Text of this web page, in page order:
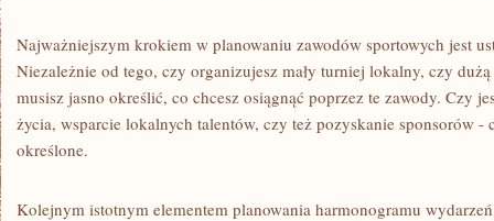
Najważniejszym‌ krokiem w planowaniu zawodów⁢ sportowych jest
Niezależnie od tego, czy organizujesz mały ‍turniej lokalny, czy
musisz‌ jasno określić, ‍co chcesz⁣ osiągnąć poprzez te zawody. Czy
⁣życia, ​wsparcie lokalnych talentów, czy też pozyskanie sponsorów ​-
określone.
Kolejnym istotnym elementem planowania harmonogramu